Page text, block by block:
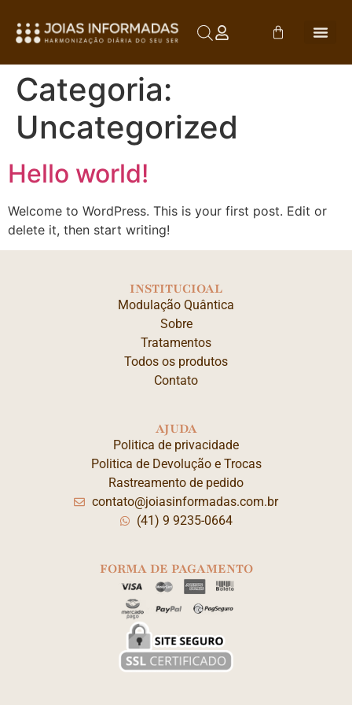
Categoria:
Uncategorized
Hello world!
Welcome to WordPress. This is your first post. Edit or
delete it, then start writing!
INSTITUCIOAL
Modulação Quântica
Sobre
Tratamentos
Todos os produtos
Contato
AJUDA
Politica de privacidade
Politica de Devolução e Trocas
Rastreamento de pedido
contato@joiasinformadas.com.br
(41) 9 9235-0664
FORMA DE PAGAMENTO